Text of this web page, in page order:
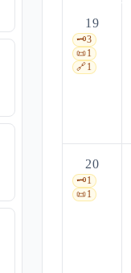
19
🗝️3
📜1
🔗1
20
🗝️1
📜1